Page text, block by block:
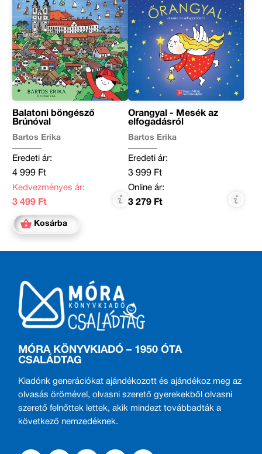
Balatoni böngésző
Brúnóval
Bartos Erika
Eredeti ár:
4 999 Ft
Kedvezményes ár:
3 499 Ft
Kosárba
Őrangyal - Mesék az
elfogadásról
Bartos Erika
Eredeti ár:
3 999 Ft
Online ár:
3 279 Ft
MÓRA KÖNYVKIADÓ – 1950 ÓTA
CSALÁDTAG
Kiadónk generációkat ajándékozott és ajándékoz meg az
olvasás örömével, olvasni szerető gyerekekből olvasni
szerető felnőttek lettek, akik mindezt továbbadták a
következő nemzedéknek.